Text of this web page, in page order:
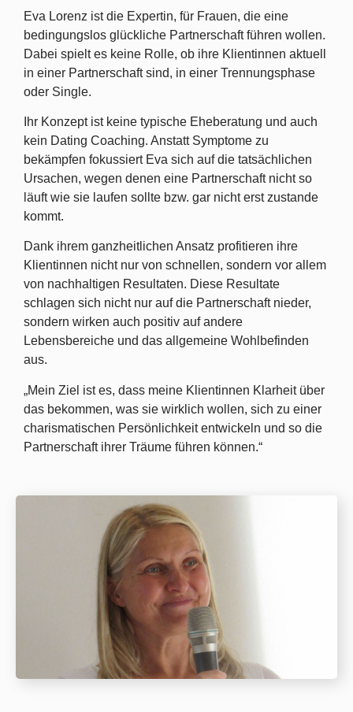
Eva Lorenz ist die Expertin, für Frauen, die eine
bedingungslos glückliche Partnerschaft führen wollen.
Dabei spielt es keine Rolle, ob ihre Klientinnen aktuell
in einer Partnerschaft sind, in einer Trennungsphase
oder Single.
Ihr Konzept ist keine typische Eheberatung und auch
kein Dating Coaching. Anstatt Symptome zu
bekämpfen fokussiert Eva sich auf die tatsächlichen
Ursachen, wegen denen eine Partnerschaft nicht so
läuft wie sie laufen sollte bzw. gar nicht erst zustande
kommt.
Dank ihrem ganzheitlichen Ansatz profitieren ihre
Klientinnen nicht nur von schnellen, sondern vor allem
von nachhaltigen Resultaten. Diese Resultate
schlagen sich nicht nur auf die Partnerschaft nieder,
sondern wirken auch positiv auf andere
Lebensbereiche und das allgemeine Wohlbefinden
aus.
„Mein Ziel ist es, dass meine Klientinnen Klarheit über
das bekommen, was sie wirklich wollen, sich zu einer
charismatischen Persönlichkeit entwickeln und so die
Partnerschaft ihrer Träume führen können.“